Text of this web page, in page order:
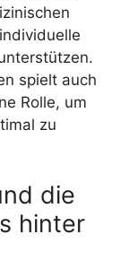
spielt auch
Rolle, um
zu
die
hinter